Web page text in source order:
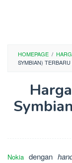
HOMEPAGE /
SYMBIAN)
Nokia dengan